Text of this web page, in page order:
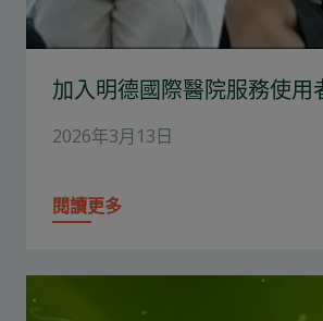
加入明德國際醫院服務使用
2026年3月13日
閱讀更多